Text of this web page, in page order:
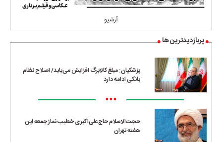
آرشیو
پربازدیدترین ها
پزشکیان: مبلغ کالابرگ افزایش می‌یابد/ اصلاح نظام
بانکی ادامه دارد
•••
حجت‌الاسلام حاج‌علی‌اکبری خطیب نماز جمعه این
هفته تهران